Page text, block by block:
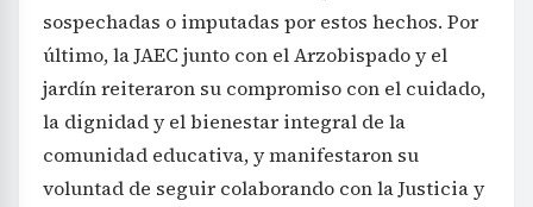
sospechadas o imputadas por estos hechos. Por
último, la JAEC junto con el Arzobispado y el
jardín reiteraron su compromiso con el cuidado,
la dignidad y el bienestar integral de la
comunidad educativa, y manifestaron su
voluntad de seguir colaborando con la Justicia y